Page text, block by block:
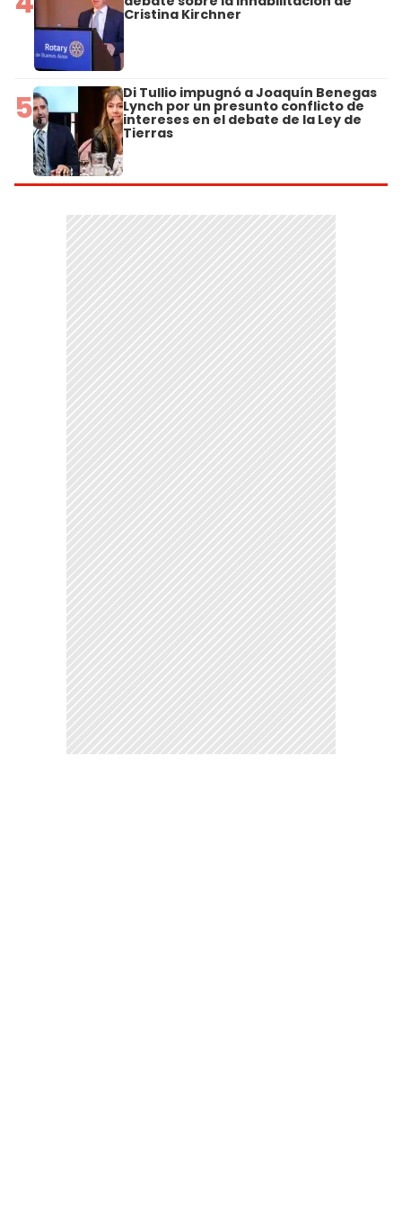
Cristina Kirchner
5 Di Tullio impugnó a Joaquín Benegas
Lynch por un presunto conflicto de
intereses en el debate de la Ley de
Tierras